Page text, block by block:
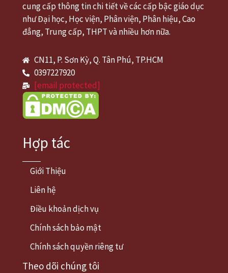
cung cấp thông tin chi tiết về các cấp bậc giáo dục
như Đại học, Học viện, Phân viện, Phân hiệu, Cao
đẳng, Trung cấp, THPT và nhiều hơn nữa.
CN11, P. Sơn Kỳ, Q. Tân Phú, TP.HCM
0397227920
[email protected]
Hợp tác
Giới Thiệu
Liên hệ
Điều khoản dịch vụ
Chính sách bảo mật
Chính sách quyền riêng tư
Theo dõi chúng tôi